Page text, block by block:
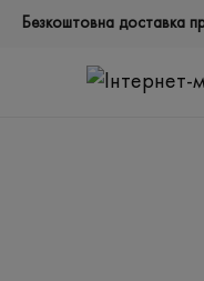
Безкоштовна доставка